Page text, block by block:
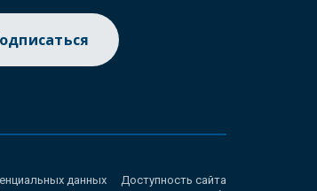
данных
Доступность сайта